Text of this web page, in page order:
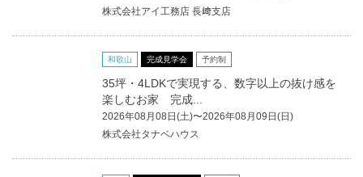
株式会社アイ工務店 長﨑支店
和歌山 完成見学会 予約制
35坪・4LDKで実現する、数字以上の抜け感を
楽しむお家 完成...
2026年08月08日(土)〜2026年08月09日(日)
株式会社タナベハウス